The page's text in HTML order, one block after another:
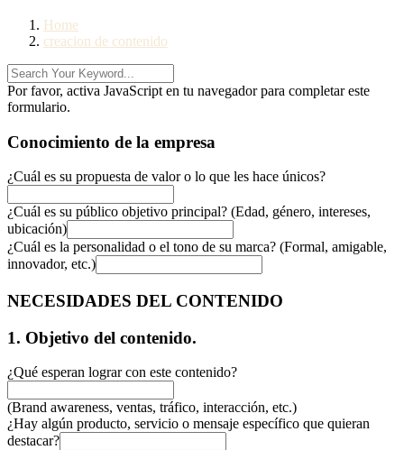
Home
creacion de contenido
Por favor, activa JavaScript en tu navegador para completar este
formulario.
Conocimiento de la empresa
¿Cuál es su propuesta de valor o lo que les hace únicos?
¿Cuál es su público objetivo principal? (Edad, género, intereses,
ubicación)
¿Cuál es la personalidad o el tono de su marca? (Formal, amigable,
innovador, etc.)
NECESIDADES DEL CONTENIDO
1. Objetivo del contenido.
¿Qué esperan lograr con este contenido?
(Brand awareness, ventas, tráfico, interacción, etc.)
(Colores,
(Colores,
¿Hay algún producto, servicio o mensaje específico que quieran
destacar?